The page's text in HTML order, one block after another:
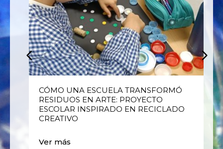
CÓMO UNA ESCUELA TRANSFORMÓ
RESIDUOS EN ARTE: PROYECTO
ESCOLAR INSPIRADO EN RECICLADO
CREATIVO
Ver más